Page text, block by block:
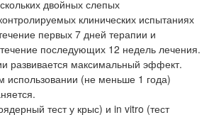
двойных слепых
клинических испытаниях
первых 7 дней терапии и
последующих 12 недель лечения.
развивается максимальный эффект.
использовании (не меньше 1 года)
тест у крыс) и in vitro (тест